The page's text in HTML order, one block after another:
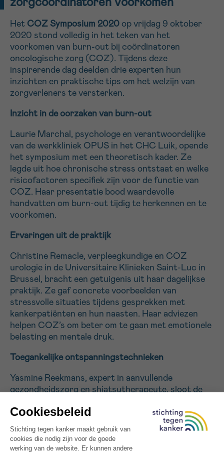
zorgcoördinatoren voorkomen
Het COZ Symposium 2020 op vrijdag 9 oktober
2020 stond volledig in het teken van het
voorkomen van burn-out bij coördinatoren
oncologische zorg (COZ). Tijdens deze
inspirerende dag deelden drie experten hun
inzichten en praktische tips om het welzijn van
zorgverleners te versterken.
Inzicht in de oorzaken van burn-out
Laurie Marchal, psychologe en verantwoordelijke
van de werkkliniek OPUS in het CHC Luik, opende
het symposium met een theoretisch kader. Ze
legde uit hoe chronische stress ontstaat en welke
risicofactoren specifiek zijn voor de functie van
COZ. Haar presentatie bood waardevolle
handvatten om burn-out tijdig te herkennen en te
voorkomen.
Ervaringen uit de praktijk
Christine Remacle, verpleegkundige en COZ
urologie in de Universitaire Klinieken Saint-Luc in
Brussel, bracht een getuigenis uit haar dagelijkse
praktijk. Ze gaf concrete voorbeelden van
stressvolle situaties tijdens gesprekken met
kankerpatiënten en hun naasten. Haar adviezen
helpen COZ’s om beter om te gaan met emotionele
belasting en mentale druk.
Toegankelijke ontspanningstechnieken
Yasmine Reekmans, expert in aanvullende
gezondheidszorg en shiatsutherapeute, sloot de
deelnemers eenvoudige technieken aan zoals
ademhalingsoefeningen, mindfulness en
hartcoherentie. Deze methodes zijn subtiel en
kunnen op elk moment toegepast worden om
VOORNAAM
EMAIL
MIJN VRAAG
Ja, stuur mij de nieuwsbrief
Ik aanvaard degebruiksvoorwaarden
*VERPLICHT VELD
Sturen
Verder